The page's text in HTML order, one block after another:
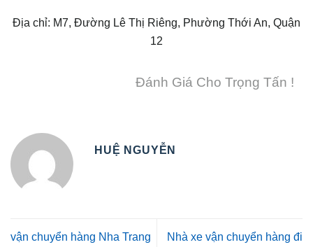
Địa chỉ: M7, Đường Lê Thị Riêng, Phường Thới An, Quận
12
Đánh Giá Cho Trọng Tấn !
HUỆ NGUYỄN
vận chuyển hàng Nha Trang
Nhà xe vận chuyển hàng đi